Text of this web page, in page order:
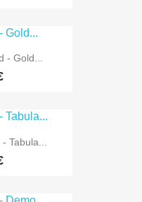
- Gold...
Tabula...